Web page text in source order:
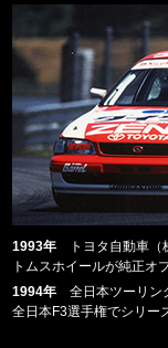
1993年 トヨタ自動車（
トムスホイールが純正オ
1994年 全日本ツーリン
全日本F3選手権でシリー